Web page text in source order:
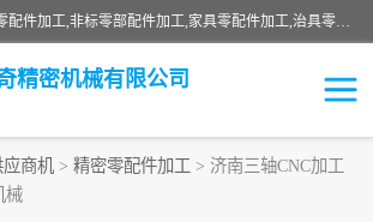
公司主要承接深圳精密零配件加工,非标零部配件加工,家具零配件加工,治具零配件加工,安徽精密零配件加工等各种各种精密机械加工，欢迎来来电咨询！
精密机械有限公司
应商机 > 精密零配件加工 > 济南三轴CNC加工
械